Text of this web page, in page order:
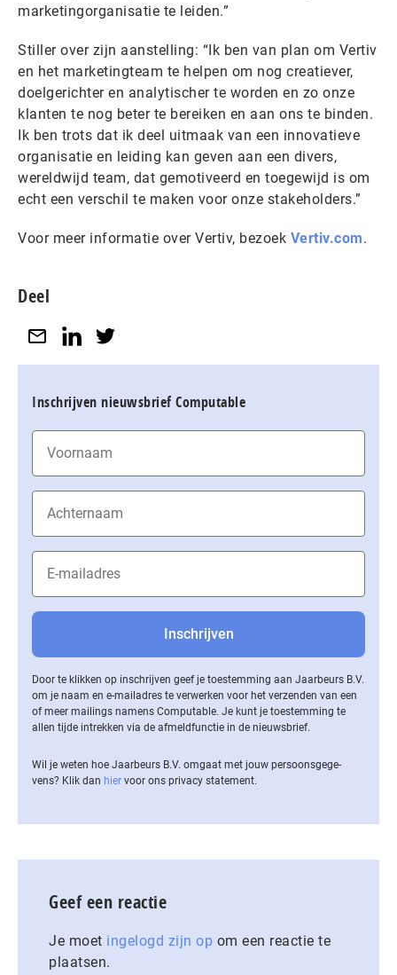
marketingorganisatie te leiden.”
Stiller over zijn aanstelling: “Ik ben van plan om Vertiv
en het marketingteam te helpen om nog creatiever,
doelgerichter en analytischer te worden en zo onze
klanten te nog beter te bereiken en aan ons te binden.
Ik ben trots dat ik deel uitmaak van een innovatieve
organisatie en leiding kan geven aan een divers,
wereldwijd team, dat gemotiveerd en toegewijd is om
echt een verschil te maken voor onze stakeholders.”
Voor meer informatie over Vertiv, bezoek Vertiv.com.
Deel
Inschrijven nieuwsbrief Computable
Door te klikken op inschrijven geef je toestemming aan Jaarbeurs B.V.
om je naam en e-mailadres te verwerken voor het verzenden van een
of meer mailings namens Computable. Je kunt je toestemming te
allen tijde intrekken via de af­meld­func­tie in de nieuwsbrief.
Wil je weten hoe Jaarbeurs B.V. omgaat met jouw per­soons­ge­ge­
vens? Klik dan hier voor ons privacy statement.
Geef een reactie
Je moet ingelogd zijn op om een reactie te
plaatsen.